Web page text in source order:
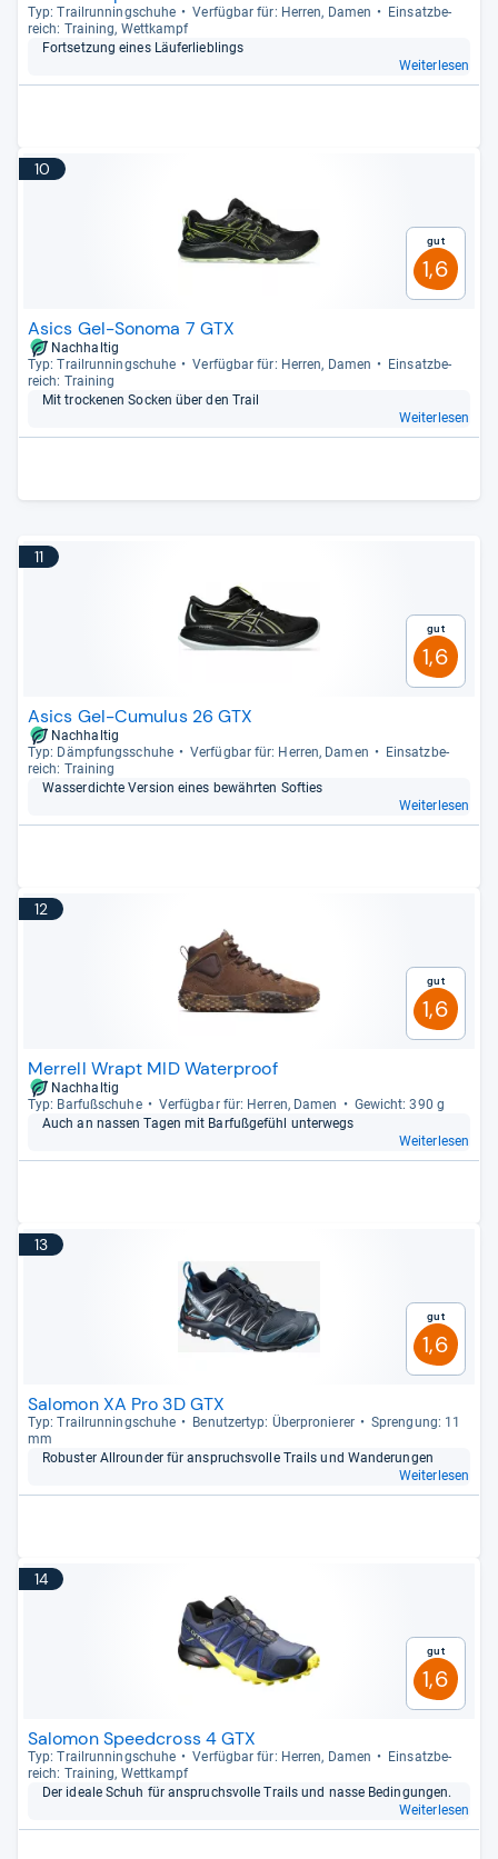
Typ: Trail­run­ning­schuhe Ver­füg­bar für: Her­ren, Damen
Ein­satz­be­
reich: Trai­ning, Wett­kampf
Fort­set­zung eines Läu­fer­lieb­lings
Weiterlesen
10
Gut
1,6
Asics Gel-Sonoma 7 GTX
Nachhaltig
Typ: Trail­run­ning­schuhe
Ver­füg­bar für: Her­ren, Damen
Ein­satz­be­
reich: Trai­ning
Mit tro­ckenen Socken über den Trail
Weiterlesen
11
Gut
1,6
Asics Gel-Cumulus 26 GTX
Nachhaltig
Typ: Dämp­fungs­schuhe
Ver­füg­bar für: Her­ren, Damen
Ein­satz­be­
reich: Trai­ning
Was­ser­dichte Ver­sion eines bewähr­ten Sof­ties
Weiterlesen
12
Gut
1,6
Merrell Wrapt MID Waterproof
Nachhaltig
Typ: Bar­fuß­schuhe
Ver­füg­bar für: Her­ren, Damen
Gewicht: 390 g
Auch an nas­sen Tagen mit Bar­fuß­ge­fühl unter­wegs
Weiterlesen
13
Gut
1,6
Salomon XA Pro 3D GTX
Typ: Trail­run­ning­schuhe Benut­zer­typ: Über­pro­nie­rer
Spren­gung: 11
mm
Robus­ter All­roun­der für anspruchs­volle Trails und Wan­de­run­gen
Weiterlesen
14
Gut
1,6
Salomon Speedcross 4 GTX
Typ: Trail­run­ning­schuhe Ver­füg­bar für: Her­ren, Damen
Ein­satz­be­
reich: Trai­ning, Wett­kampf
Der ideale Schuh für anspruchs­volle Trails und nasse Bedin­gun­gen.
Weiterlesen